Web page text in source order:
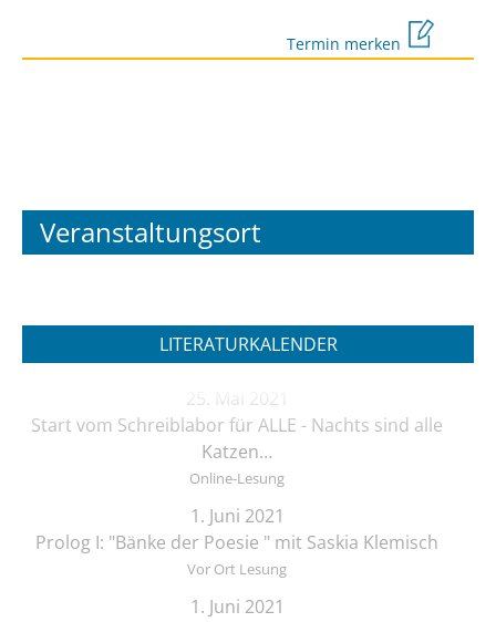
Termin merken
Veranstaltungsort
LITERATURKALENDER
25. Mai 2021
Start vom Schreiblabor für ALLE - Nachts sind alle
Katzen…
Online-Lesung
1. Juni 2021
Prolog I: "Bänke der Poesie " mit Saskia Klemisch
Vor Ort Lesung
1. Juni 2021